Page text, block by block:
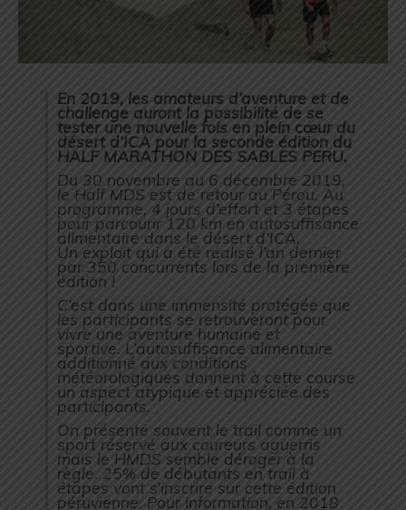
En 2019, les amateurs d’aventure et de
challenge auront la possibilité de se
tester une nouvelle fois en plein cœur du
désert d’ICA pour la seconde édition du
HALF MARATHON DES SABLES PERU.
Du 30 novembre au 6 décembre 2019,
le Half MDS est de retour au Pérou. Au
programme, 4 jours d’effort et 3 étapes
pour parcourir 120 km en autosuffisance
alimentaire dans le désert d’ICA.
Un exploit qui a été réalisé l’an dernier
par 350 concurrents lors de la première
édition !
C’est dans une immensité protégée que
les participants se retrouveront pour
vivre une aventure humaine et
sportive. L’autosuffisance alimentaire
additionné aux conditions
météorologiques donnent à cette course
un aspect atypique et appréciée des
participants.
On présente souvent le trail comme un
sport réservé aux coureurs aguerris
mais le HMDS semble déroger à la
règle. 25% de débutants en trail à
étapes vont s’inscrire sur cette édition
péruvienne. Pour information, en 2018